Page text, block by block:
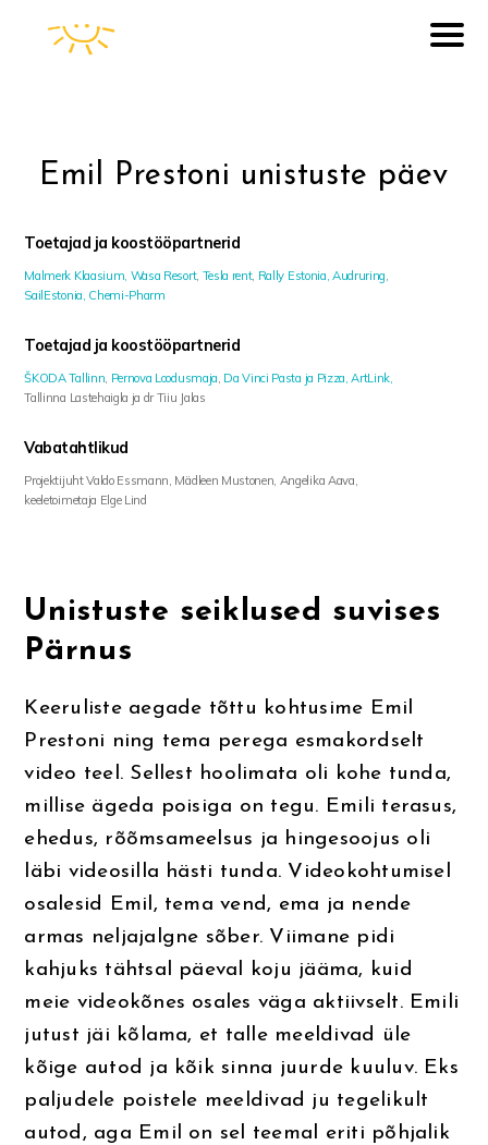
Emil Prestoni unistuste päev
Toetajad ja koostööpartnerid
Malmerk Klaasium, Wasa Resort, Tesla rent, Rally Estonia, Audruring,
SailEstonia, Chemi-Pharm
Toetajad ja koostööpartnerid
ŠKODA Tallinn, Pernova Loodusmaja, Da Vinci Pasta ja Pizza,ArtLink,
Tallinna Lastehaigla ja dr Tiiu Jalas
Vabatahtlikud
Projektijuht Valdo Essmann, Mädleen Mustonen, Angelika Aava,
keeletoimetaja Elge Lind
Unistuste seiklused suvises
Pärnus
Keeruliste aegade tõttu kohtusime Emil
Prestoni ning tema perega esmakordselt
video teel. Sellest hoolimata oli kohe tunda,
millise ägeda poisiga on tegu. Emili terasus,
ehedus, rõõmsameelsus ja hingesoojus oli
läbi videosilla hästi tunda. Videokohtumisel
osalesid Emil, tema vend, ema ja nende
armas neljajalgne sõber. Viimane pidi
kahjuks tähtsal päeval koju jääma, kuid
meie videokõnes osales väga aktiivselt. Emili
jutust jäi kõlama, et talle meeldivad üle
kõige autod ja kõik sinna juurde kuuluv. Eks
paljudele poistele meeldivad ju tegelikult
autod, aga Emil on sel teemal eriti põhjalik